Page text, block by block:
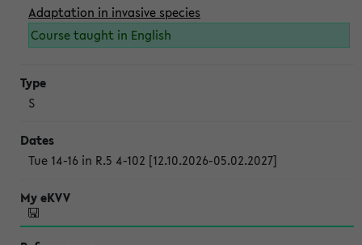
Adaptation in invasive species
Course taught in English
S
Tue 14-16 in R.5 4-102 [12.10.2026-05.02.2027]